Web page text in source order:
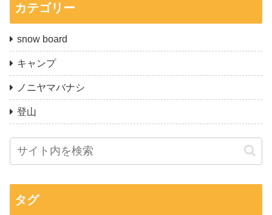
カテゴリー
snow board
キャンプ
ノニヤマバナシ
登山
タグ